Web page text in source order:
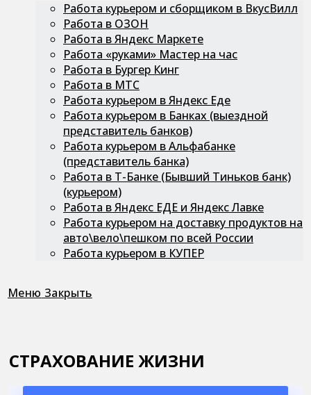
Работа курьером и сборщиком в ВкусВилл
Работа в ОЗОН
Работа в Яндекс Маркете
Работа «руками» Мастер на час
Работа в Бургер Кинг
Работа в МТС
Работа курьером в Яндекс Еде
Работа курьером в Банках (выездной
представитель банков)
Работа курьером в Альфабанке
(представитель банка)
Работа в Т-Банке (Бывший Тиньков банк)
(курьером)
Работа в Яндекс ЕДЕ и Яндекс Лавке
Работа курьером на доставку продуктов на
авто\вело\пешком по всей России
Работа курьером в КУПЕР
Меню Закрыть
СТРАХОВАНИЕ ЖИЗНИ